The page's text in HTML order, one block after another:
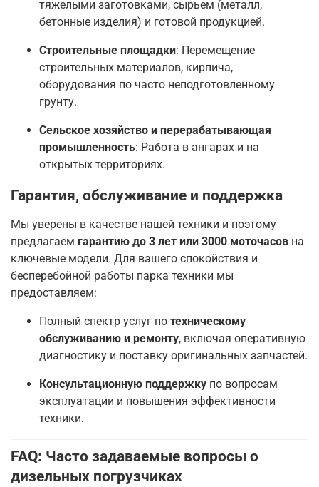
тяжелыми заготовками, сырьем (металл,
бетонные изделия) и готовой продукцией.
Строительные площадки: Перемещение
строительных материалов, кирпича,
оборудования по часто неподготовленному
грунту.
Сельское хозяйство и перерабатывающая
промышленность: Работа в ангарах и на
открытых территориях.
Гарантия, обслуживание и поддержка
Мы уверены в качестве нашей техники и поэтому
предлагаем гарантию до 3 лет или 3000 моточасов на
ключевые модели. Для вашего спокойствия и
бесперебойной работы парка техники мы
предоставляем:
Полный спектр услуг по техническому
обслуживанию и ремонту, включая оперативную
диагностику и поставку оригинальных запчастей.
Консультационную поддержку по вопросам
эксплуатации и повышения эффективности
техники.
FAQ: Часто задаваемые вопросы о
дизельных погрузчиках